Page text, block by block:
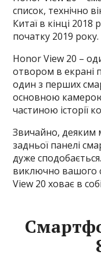
список, технічно
Китаї в кінці 2018
початку 2019 року.
Honor View 20 –
отвором в екрані
один з перших
основною
частиною історії
Звичайно, деяким
задньої панелі
дуже
виключно вашого
View 20 ховає в